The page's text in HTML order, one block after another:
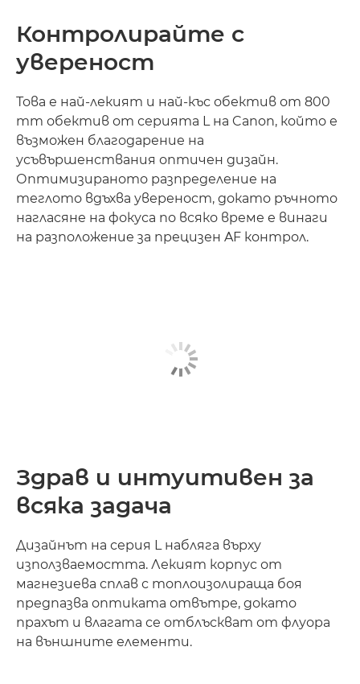
Контролирайте с
увереност
Това е най-лекият и най-къс обектив от 800
mm обектив от серията L на Canon, който е
възможен благодарение на
усъвършенствания оптичен дизайн.
Оптимизираното разпределение на
теглото вдъхва увереност, докато ръчното
нагласяне на фокуса по всяко време е винаги
на разположение за прецизен AF контрол.
Здрав и интуитивен за
всяка задача
Дизайнът на серия L набляга върху
използваемостта. Лекият корпус от
магнезиева сплав с топлоизолираща боя
предпазва оптиката отвътре, докато
прахът и влагата се отблъскват от флуора
на външните елементи.